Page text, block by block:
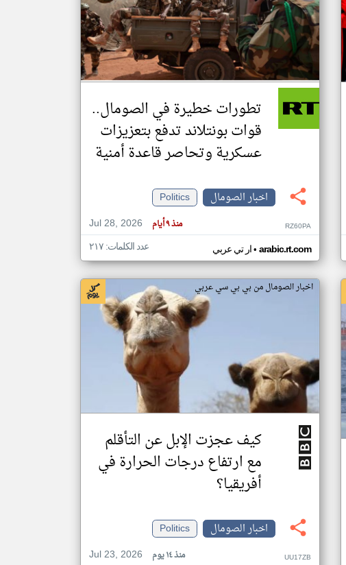
تغيير الدولة
مصادر الأخبار من الصومال
اخبار الصومال على مدار الساعة
أهم اخبار الصومال العاجلة والمباشرة
تطورات خطيرة في الصومال..
قوات بونتلاند تدفع بتعزيزات
عسكرية وتحاصر قاعدة أمنية
اخبار الصومال
Politics
Jul 28, 2026
منذ ٩ أيام RZ60PA
ار تي عربي• arabic.rt.com عدد الكلمات: ٢١٧
اخبار الصومال من بي بي سي عربي
كيف عجزت الإبل عن التأقلم
مع ارتفاع درجات الحرارة في
أفريقيا؟
اخبار الصومال
Politics
Jul 23, 2026
منذ ١٤ يوم UU17ZB
klyoum.com